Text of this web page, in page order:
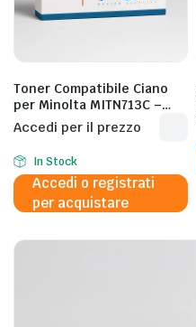
Toner Compatibile Ciano
per Minolta MITN713C –
33.200 Pagine al 5%
Accedi per il prezzo
In Stock
Accedi o registrati
per acquistare